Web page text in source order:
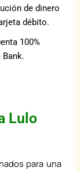
de dinero
débito.
100%
Lulo
para una